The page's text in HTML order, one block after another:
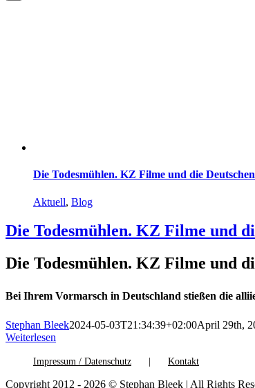
Die Todesmühlen. KZ Filme und die Deutschen
Aktuell, Blog
Die Todesmühlen. KZ Filme und
Die Todesmühlen. KZ Filme und
Bei Ihrem Vormarsch in Deutschland stießen die
Stephan Bleek2024-05-03T21:34:39+02:00April 29th,
Weiterlesen
Impressum / Datenschutz Kontakt
Copyright 2012 - 2026 © Stephan Bleek | All Rights